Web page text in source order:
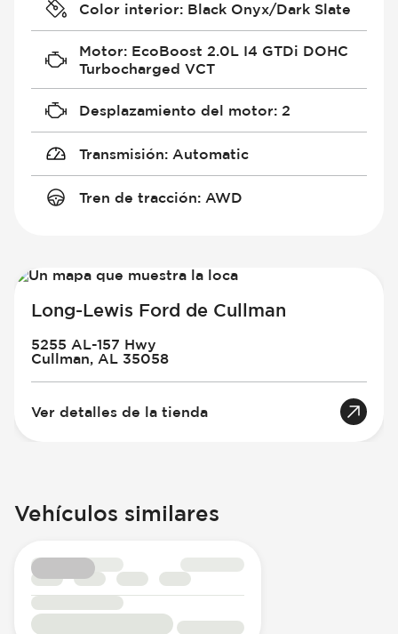
Color interior: Black Onyx/Dark Slate
Motor: EcoBoost 2.0L I4 GTDi DOHC
Turbocharged VCT
Desplazamiento del motor: 2
Transmisión: Automatic
Tren de tracción: AWD
Long-Lewis Ford de Cullman
5255 AL-157 Hwy
Cullman, AL 35058
Ver detalles de la tienda
Vehículos similares